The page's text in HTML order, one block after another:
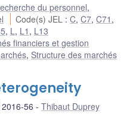
du personnel,
Code(s) JEL :C,C7,C71 ,
, L , L1 , L13
financiers et gestion
, Structure des marchés
56 Thibaut Duprey